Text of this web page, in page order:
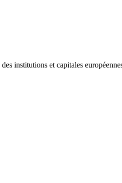
institutions et capitales